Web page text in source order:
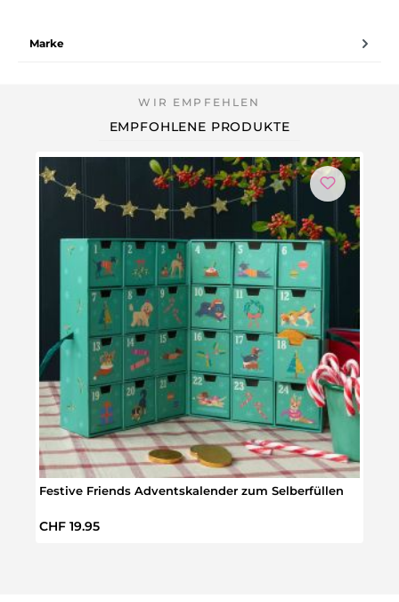
Marke
EMPFOHLENE PRODUKTE
Festive Friends Adventskalender zum Selberfüllen
Regulärer Preis:
CHF 19.95